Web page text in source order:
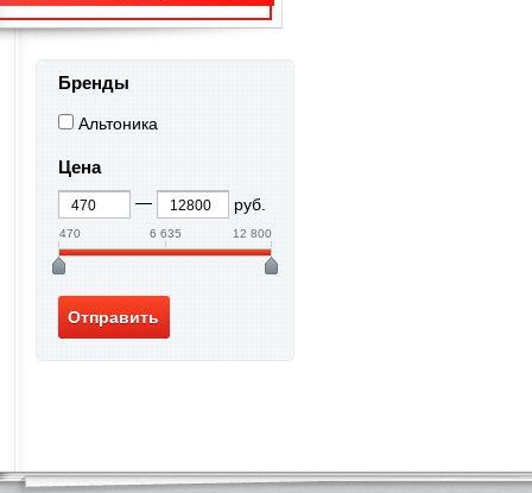
Бренды
Альтоника
Цена
руб.
470 6 635 12 800